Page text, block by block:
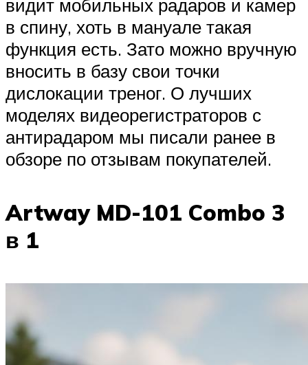
видит мобильных радаров и камер
в спину, хоть в мануале такая
функция есть. Зато можно вручную
вносить в базу свои точки
дислокации треног. О лучших
моделях видеорегистраторов с
антирадаром мы писали ранее в
обзоре по отзывам покупателей.
Artway MD-101 Combo 3
в 1